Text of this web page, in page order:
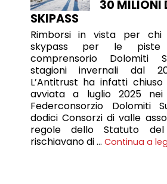
30 MILIONI
SKIPASS
Rimborsi in vista per
skypass per le
comprensorio Dolomiti
stagioni invernali dal
L’Antitrust ha infatti
avviata a luglio 2025
Federconsorzio Dolomiti
dodici Consorzi di valle
regole dello Statuto
rischiavano di … Continua a